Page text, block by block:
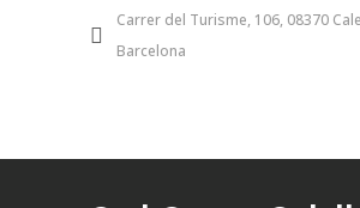
Carrer del Turisme, 106, 08370
Barcelona